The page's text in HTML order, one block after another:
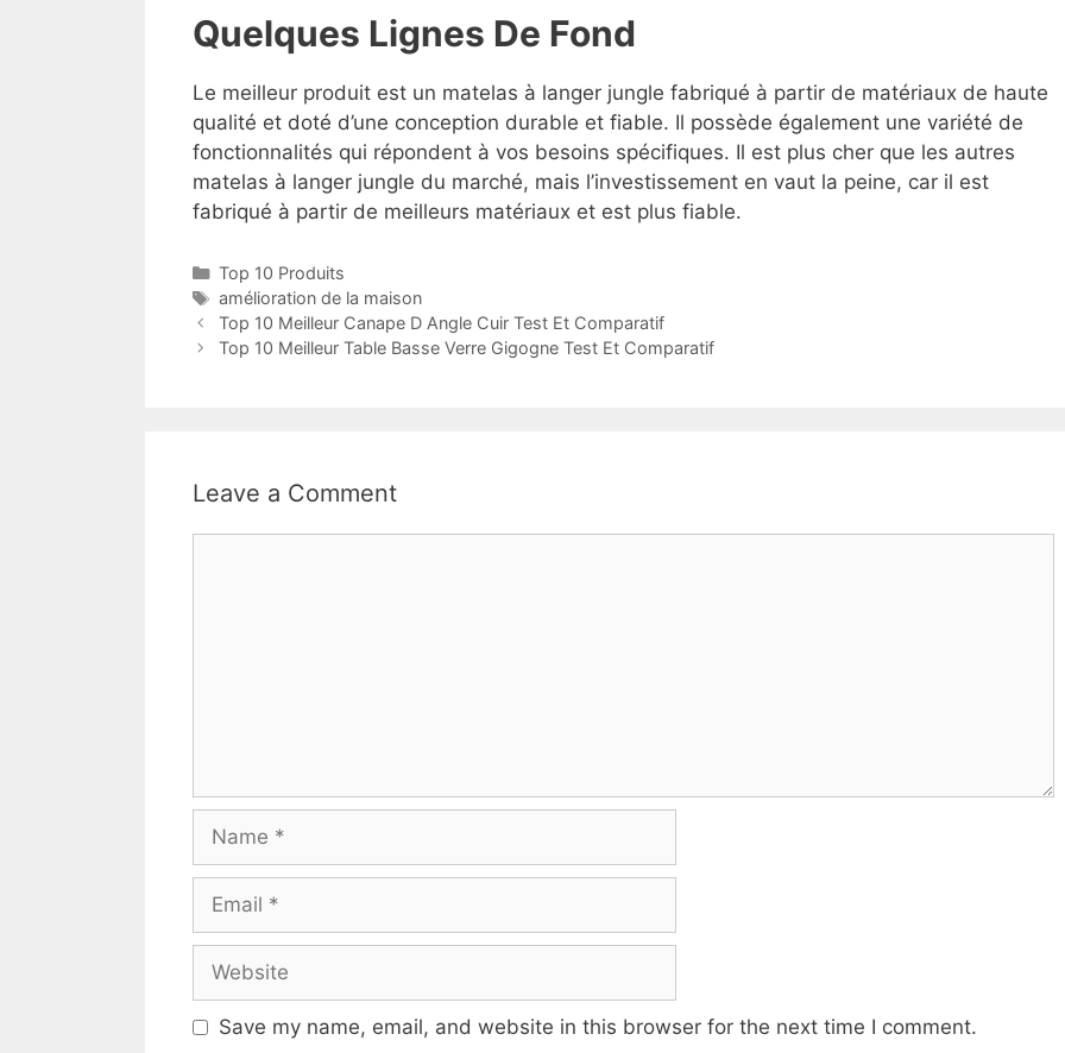
Quelques Lignes De Fond
Le meilleur produit est un matelas à langer jungle fabriqué à partir de matériaux de haute
qualité et doté d’une conception durable et fiable. Il possède également une variété de
fonctionnalités qui répondent à vos besoins spécifiques. Il est plus cher que les autres
matelas à langer jungle du marché, mais l’investissement en vaut la peine, car il est
fabriqué à partir de meilleurs matériaux et est plus fiable.
Top 10 Produits
amélioration de la maison
Top 10 Meilleur Canape D Angle Cuir Test Et Comparatif
Top 10 Meilleur Table Basse Verre Gigogne Test Et Comparatif
Leave a Comment
Save my name, email, and website in this browser for the next time I comment.